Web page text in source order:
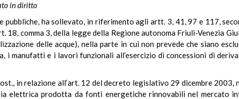
in diritto
ha sollevato, in riferimento agli artt. 3, 41, 97 e 117,
comma 3, della legge della Regione autonoma Friuli-Venezia
delle acque), nella parte in cui non prevede che siano
manufatti e i lavori funzionali all’esercizio di concessioni di
in relazione all’art. 12 del decreto legislativo 29 dicembre 2003,
elettrica prodotta da fonti energetiche rinnovabili nel mercato